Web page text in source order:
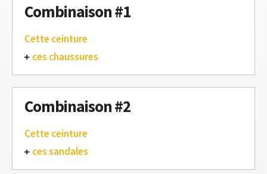
Combinaison #1
Cette ceinture
ces chaussures
Combinaison #2
Cette ceinture
ces sandales